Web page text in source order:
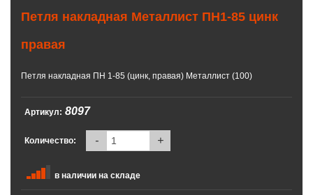
Петля накладная Металлист ПН1-85 цинк
правая
Петля накладная ПН 1-85 (цинк, правая) Металлист (100)
Артикул: 8097
Количество: - +
в наличии на складе